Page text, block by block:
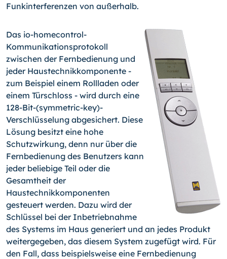
Funkinterferenzen von außerhalb.
Das io-homecontrol-
Kommunikationsprotokoll
zwischen der Fernbedienung und
jeder Haustechnikkomponente -
zum Beispiel einem Rollladen oder
einem Türschloss - wird durch eine
128-Bit-(symmetric-key)-
Verschlüsselung abgesichert. Diese
Lösung besitzt eine hohe
Schutzwirkung, denn nur über die
Fernbedienung des Benutzers kann
jeder beliebige Teil oder die
Gesamtheit der
Haustechnikkomponenten
gesteuert werden. Dazu wird der
Schlüssel bei der Inbetriebnahme
des Systems im Haus generiert und an jedes Produkt
weitergegeben, das diesem System zugefügt wird. Für
den Fall, dass beispielsweise eine Fernbedienung